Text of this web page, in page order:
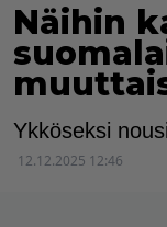
Näihin
Ykköseksi
12.12.2025 12:46